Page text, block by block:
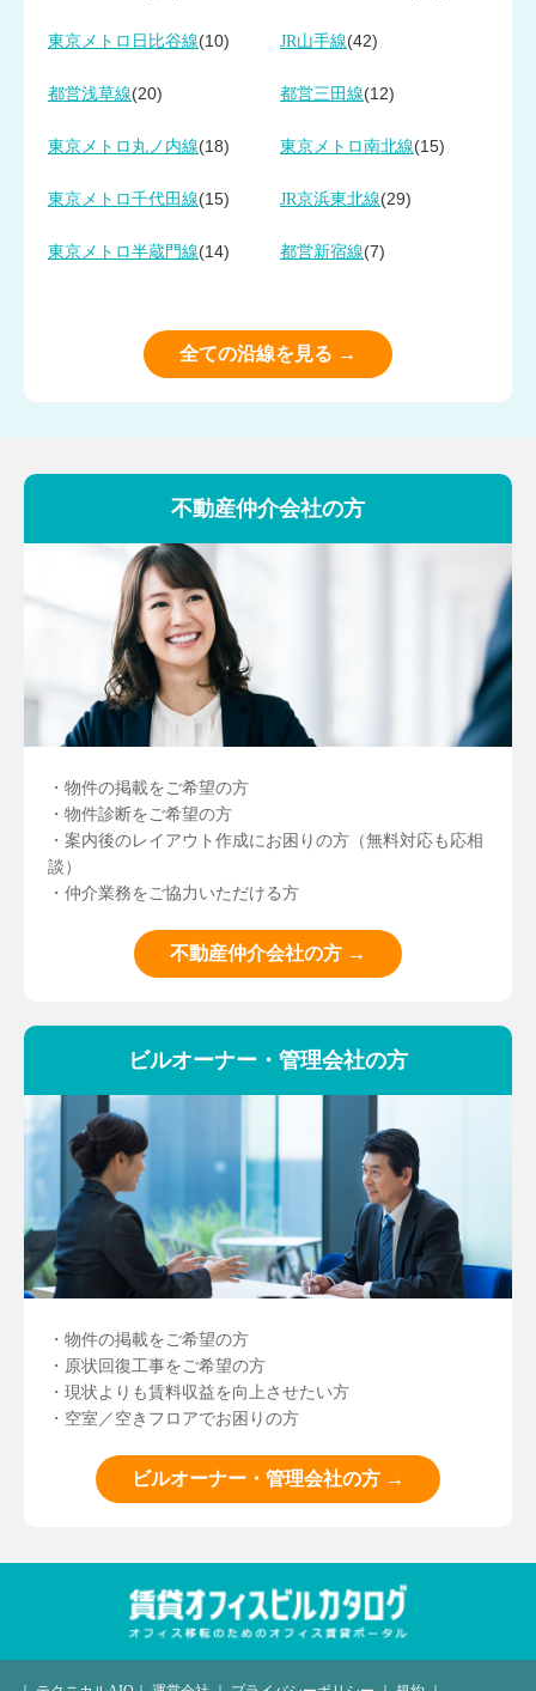
東京メトロ日比谷線(10) JR山手線(42)
都営浅草線(20) 都営三田線(12)
東京メトロ丸ノ内線(18) 東京メトロ南北線(15)
東京メトロ千代田線(15) JR京浜東北線(29)
東京メトロ半蔵門線(14) 都営新宿線(7)
全ての沿線を見る →
不動産仲介会社の方
・物件の掲載をご希望の方
・物件診断をご希望の方
・案内後のレイアウト作成にお困りの方（無料対応も応相
談）
・仲介業務をご協力いただける方
不動産仲介会社の方 →
ビルオーナー・管理会社の方
・物件の掲載をご希望の方
・原状回復工事をご希望の方
・現状よりも賃料収益を向上させたい方
・空室／空きフロアでお困りの方
ビルオーナー・管理会社の方 →